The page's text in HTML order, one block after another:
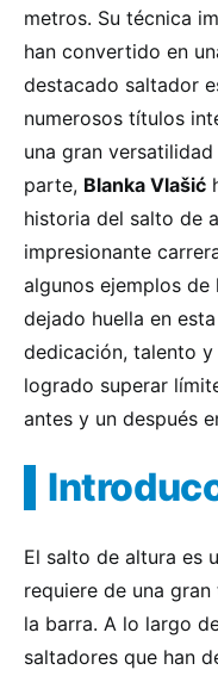
metros. Su técnica
han convertido en
destacado saltador
numerosos títulos
una gran
parte, Blanka Vlašić
historia del salto de
impresionante
algunos ejemplos de
dejado huella en
dedicación, talento
logrado superar
antes y un después
El salto de altura es
requiere de una
la barra. A lo largo
saltadores que han